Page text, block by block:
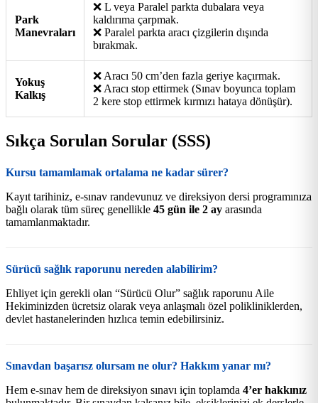
Park
Manevraları
❌ L veya Paralel parkta dubalara veya
kaldırıma çarpmak.
❌ Paralel parkta aracı çizgilerin dışında
bırakmak.
Yokuş
Kalkış
❌ Aracı 50 cm’den fazla geriye kaçırmak.
❌ Aracı stop ettirmek (Sınav boyunca toplam
2 kere stop ettirmek kırmızı hataya dönüşür).
Sıkça Sorulan Sorular (SSS)
Kursu tamamlamak ortalama ne kadar sürer?
Kayıt tarihiniz, e-sınav randevunuz ve direksiyon dersi programınıza
bağlı olarak tüm süreç genellikle 45 gün ile 2 ay arasında
tamamlanmaktadır.
Sürücü sağlık raporunu nereden alabilirim?
Ehliyet için gerekli olan “Sürücü Olur” sağlık raporunu Aile
Hekiminizden ücretsiz olarak veya anlaşmalı özel polikliniklerden,
devlet hastanelerinden hızlıca temin edebilirsiniz.
Sınavdan başarısz olursam ne olur? Hakkım yanar mı?
Hem e-sınav hem de direksiyon sınavı için toplamda 4’er hakkınız